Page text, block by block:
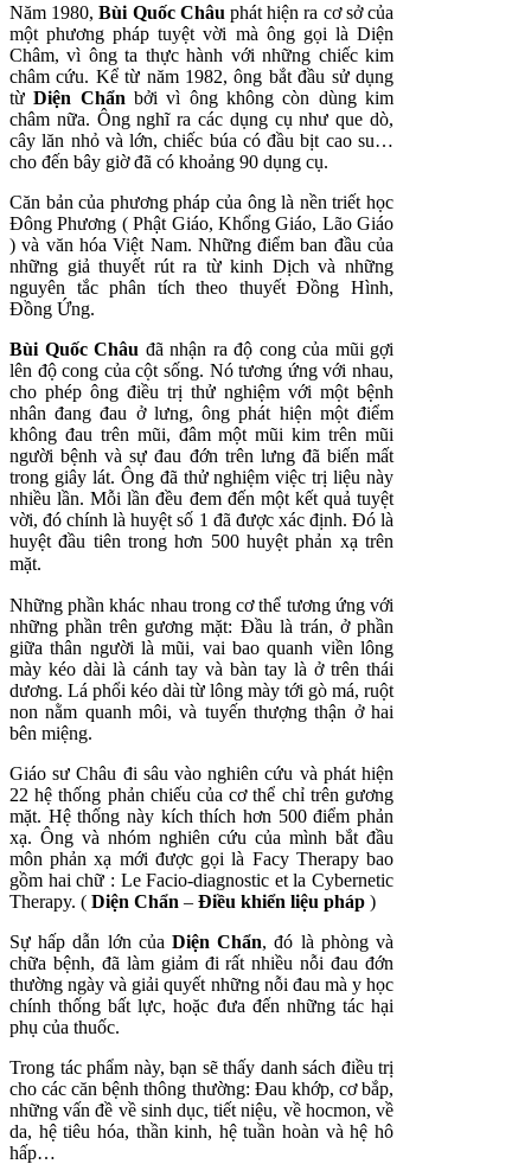
Năm 1980,Bùi Quốc Châu phát hiện ra cơ sở của
một phương pháp tuyệt vời mà ông gọi là Diện
Châm, vì ông ta thực hành với những chiếc kim
châm cứu. Kể từ năm 1982, ông bắt đầu sử dụng
từDiện Chẩn bởi vì ông không còn dùng kim
châm nữa. Ông nghĩ ra các dụng cụ như que dò,
cây lăn nhỏ và lớn, chiếc búa có đầu bịt cao su…
cho đến bây giờ đã có khoảng 90 dụng cụ.
Căn bản của phương pháp của ông là nền triết học
Đông Phương ( Phật Giáo, Khổng Giáo, Lão Giáo
) và văn hóa Việt Nam. Những điểm ban đầu của
những giả thuyết rút ra từ kinh Dịch và những
nguyên tắc phân tích theo thuyết Đồng Hình,
Đồng Ứng.
Bùi Quốc Châu đã nhận ra độ cong của mũi gợi
lên độ cong của cột sống. Nó tương ứng với nhau,
cho phép ông điều trị thử nghiệm với một bệnh
nhân đang đau ở lưng, ông phát hiện một điểm
không đau trên mũi, đâm một mũi kim trên mũi
người bệnh và sự đau đớn trên lưng đã biến mất
trong giây lát. Ông đã thử nghiệm việc trị liệu này
nhiều lần. Mỗi lần đều đem đến một kết quả tuyệt
vời, đó chính là huyệt số 1 đã được xác định. Đó là
huyệt đầu tiên trong hơn 500 huyệt phản xạ trên
mặt.
Những phần khác nhau trong cơ thể tương ứng với
những phần trên gương mặt: Đầu là trán, ở phần
giữa thân người là mũi, vai bao quanh viền lông
mày kéo dài là cánh tay và bàn tay là ở trên thái
dương. Lá phổi kéo dài từ lông mày tới gò má, ruột
non nằm quanh môi, và tuyến thượng thận ở hai
bên miệng.
Giáo sư Châu đi sâu vào nghiên cứu và phát hiện
22 hệ thống phản chiếu của cơ thể chỉ trên gương
mặt. Hệ thống này kích thích hơn 500 điểm phản
xạ. Ông và nhóm nghiên cứu của mình bắt đầu
môn phản xạ mới được gọi là Facy Therapy bao
gồm hai chữ : Le Facio-diagnostic et la Cybernetic
Therapy. ( Diện Chẩn – Điều khiển liệu pháp )
Sự hấp dẫn lớn của Diện Chẩn, đó là phòng và
chữa bệnh, đã làm giảm đi rất nhiều nỗi đau đớn
thường ngày và giải quyết những nỗi đau mà y học
chính thống bất lực, hoặc đưa đến những tác hại
phụ của thuốc.
Trong tác phẩm này, bạn sẽ thấy danh sách điều trị
cho các căn bệnh thông thường: Đau khớp, cơ bắp,
những vấn đề về sinh dục, tiết niệu, về hocmon, về
da, hệ tiêu hóa, thần kinh, hệ tuần hoàn và hệ hô
hấp…